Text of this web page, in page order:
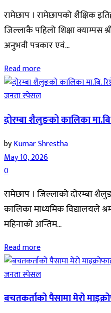
रामेछाप । रामेछापको शैक्षिक
जिल्लाकै पहिलो शिक्षा क्याम्पस
अनुभवी पत्रकार एवं...
Read more
जनता स्पेसल
दोरम्बा शैलुङको कालिका
byKumar Shrestha
May 10, 2026
0
रामेछाप । जिल्लाको दोरम्बा
कालिका माध्यमिक विद्यालयले
महिनाको अन्तिम...
Read more
जनता स्पेसल
बचतकर्ताको पैसामा मेरो